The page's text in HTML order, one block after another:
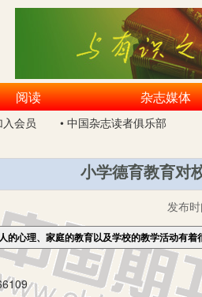
阅读 杂志媒体
入会员 • 中国杂志读者俱乐部
小学德育教育对
发布时
的心理、家庭的教育以及学校的教学活动有着